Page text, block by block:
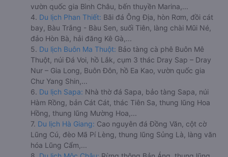
vườn quốc gia Bình Châu, bến thuyền Marina,...
4. Du lịch Phan Thiết: Bãi đá Ông Địa, hòn Rơm, đồi cát
bay, Bàu Trắng - Bàu Sen, suối Tiên, làng chài Mũi Né,
đảo Hòn Bà, hải đăng Kê Gà,...
5. Du lịch Buôn Ma Thuột: Bảo tàng cà phê Buôn Mê
Thuột, núi Đá Voi, hồ Lắk, cụm 3 thác Dray Sap – Dray
Nur – Gia Long, Buôn Đôn, hồ Ea Kao, vườn quốc gia
Chư Yang Shin,...
6. Du lịch Sapa: Nhà thờ đá Sapa, bảo tàng Sapa, núi
Hàm Rồng, bản Cát Cát, thác Tiên Sa, thung lũng Hoa
Hồng, thung lũng Mường Hoa,...
7. Du lịch Hà Giang: Cao nguyên đá Đồng Văn, cột cờ
Lũng Cú, đèo Mã Pí Lèng, thung lũng Sủng Là, làng văn
hóa Lũng Cẩm,...